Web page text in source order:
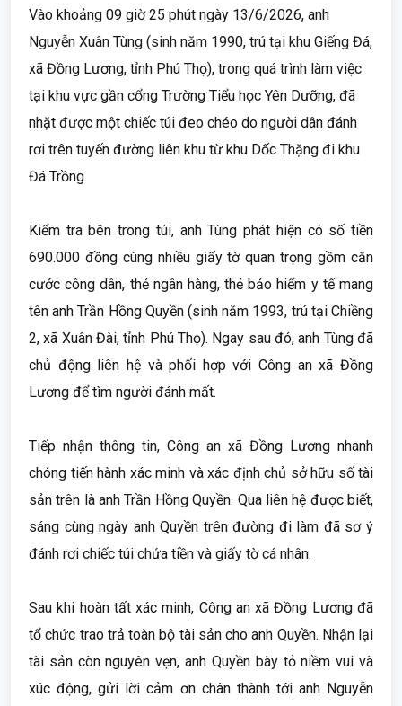
Vào khoảng 09 giờ 25 phút ngày 13/6/2026, anh
Nguyễn Xuân Tùng (sinh năm 1990, trú tại khu Giếng Đá,
xã Đồng Lương, tỉnh Phú Thọ), trong quá trình làm việc
tại khu vực gần cổng Trường Tiểu học Yên Dưỡng, đã
nhặt được một chiếc túi đeo chéo do người dân đánh
rơi trên tuyến đường liên khu từ khu Dốc Thặng đi khu
Đá Trồng.
Kiểm tra bên trong túi, anh Tùng phát hiện có số tiền
690.000 đồng cùng nhiều giấy tờ quan trọng gồm căn
cước công dân, thẻ ngân hàng, thẻ bảo hiểm y tế mang
tên anh Trần Hồng Quyền (sinh năm 1993, trú tại Chiềng
2, xã Xuân Đài, tỉnh Phú Thọ). Ngay sau đó, anh Tùng đã
chủ động liên hệ và phối hợp với Công an xã Đồng
Lương để tìm người đánh mất.
Tiếp nhận thông tin, Công an xã Đồng Lương nhanh
chóng tiến hành xác minh và xác định chủ sở hữu số tài
sản trên là anh Trần Hồng Quyền. Qua liên hệ được biết,
sáng cùng ngày anh Quyền trên đường đi làm đã sơ ý
đánh rơi chiếc túi chứa tiền và giấy tờ cá nhân.
Sau khi hoàn tất xác minh, Công an xã Đồng Lương đã
tổ chức trao trả toàn bộ tài sản cho anh Quyền. Nhận lại
tài sản còn nguyên vẹn, anh Quyền bày tỏ niềm vui và
xúc động, gửi lời cảm ơn chân thành tới anh Nguyễn